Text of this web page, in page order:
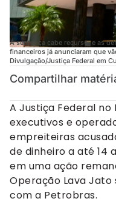
A sentença cabe recurso, e as
financeiros já anunciaram que
Divulgação/Justiça Federal em
Compartilhar
A Justiça Federal no
executivos e
empreiteiras
de dinheiro a até 14
em uma ação
Operação Lava
com a Petrobras.